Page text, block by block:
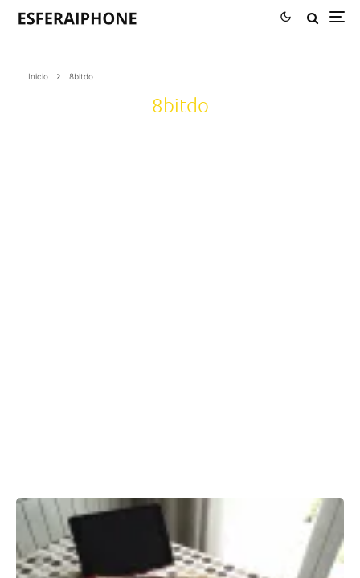
Inicio 8bitdo
8bitdo